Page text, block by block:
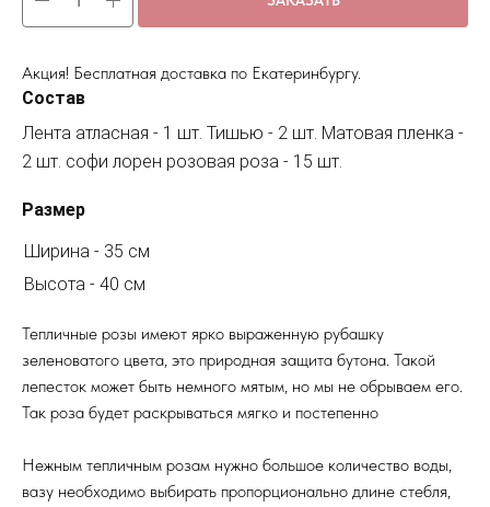
Акция! Бесплатная доставка по Екатеринбургу.
Состав
Лента атласная - 1 шт. Тишью - 2 шт. Матовая пленка -
2 шт. софи лорен розовая роза - 15 шт.
Размер
Ширина - 35 см
Высота - 40 см
Тепличные розы имеют ярко выраженную рубашку
зеленоватого цвета, это природная защита бутона. Такой
лепесток может быть немного мятым, но мы не обрываем его.
Так роза будет раскрываться мягко и постепенно
Нежным тепличным розам нужно большое количество воды,
вазу необходимо выбирать пропорционально длине стебля,